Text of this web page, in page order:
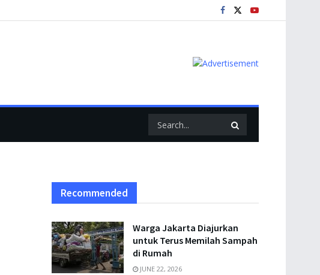
Recommended
Warga Jakarta Diajurkan
untuk Terus Memilah Sampah
di Rumah
JUNE 22, 2026